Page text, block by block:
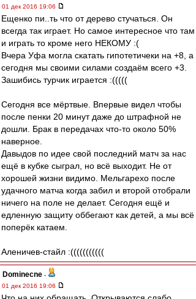
01 дек 2016 19:06
Ещенко пи..ть что от дерево стучаться. Он
всегда так играет. Но самое интересное что там
и играть то кроме него НЕКОМУ :(
Вчера Уфа могла скатать гипотетичеки на +8, а
сегодня мы своими силами создаём всего +3.
Зашибись турчик играется :(((((
Сегодня все мёртвые. Впервые видел чтобы
после пенки 20 минут даже до штрафной не
дошли. Брак в передачах что-то около 50%
наверное.
Давыдов по идее свой последний матч за нас
ещё в кубке сыграл, но всё выходит. Не от
хорошей жизни видимо. Мельгарехо после
удачного матча когда забил и второй отобрали
ничего на поле не делает. Сегодня ещё и
едленную защиту оббегают как детей, а мы всё
поперёк катаем.
Аленичев-стайл :(((((((((((
Dominecne -
01 дек 2016 19:06